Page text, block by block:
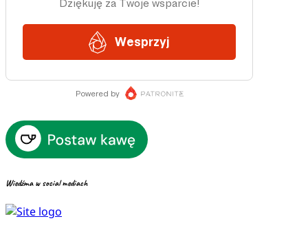
Wiedźma w social mediach